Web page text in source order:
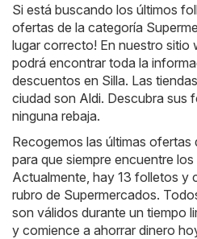
Si está buscando los últimos
ofertas de la categoría
lugar correcto! En nuestro sitio
podrá encontrar toda la
descuentos en Silla. Las
ciudad son Aldi. Descubra sus
ninguna rebaja.
Recogemos las últimas ofertas
para que siempre encuentre
Actualmente, hay 13 folletos y
rubro de Supermercados.
son válidos durante un tiempo
y comience a ahorrar dinero